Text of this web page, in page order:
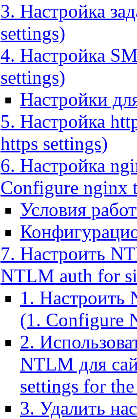
3. Настройка
settings)
4. Настройка
settings)
Настройки
5. Настройка
https settings)
6. Настройка
Configure nginx
Условия
7. Настроить
NTLM auth for
1. Настроить
(1. Configure
2.
NTLM для
settings for
3. Удалить